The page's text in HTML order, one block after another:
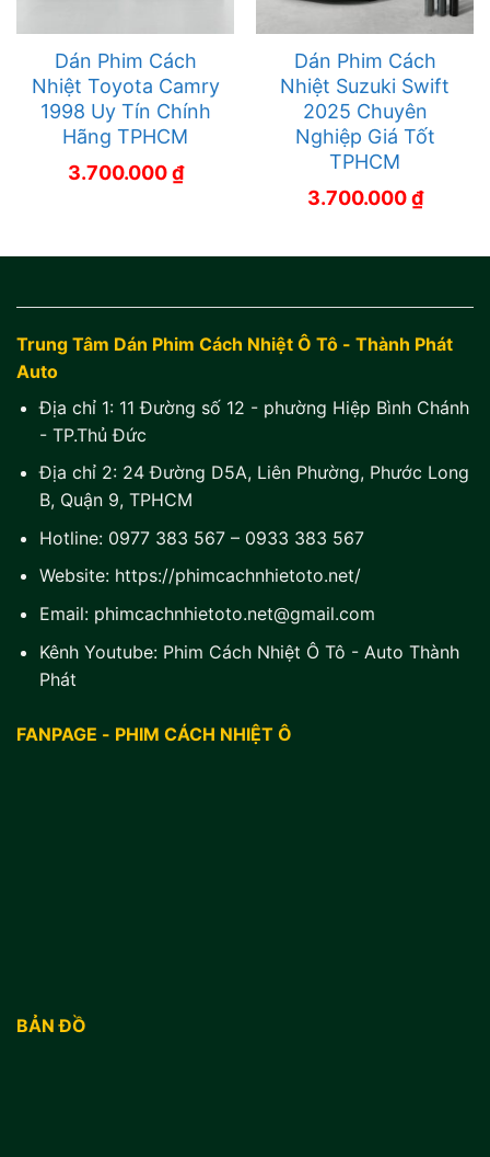
Dán Phim Cách
Nhiệt Toyota Camry
1998 Uy Tín Chính
Hãng TPHCM
3.700.000₫
Dán Phim Cách
Nhiệt Suzuki Swift
2025 Chuyên
Nghiệp Giá Tốt
TPHCM
3.700.000₫
Trung Tâm Dán Phim Cách Nhiệt Ô Tô - Thành Phát
Auto
Địa chỉ 1: 11 Đường số 12 - phường Hiệp Bình Chánh
- TP.Thủ Đức
Địa chỉ 2: 24 Đường D5A, Liên Phường, Phước Long
B, Quận 9, TPHCM
Hotline: 0977 383 567– 0933 383 567
Website: https://phimcachnhietoto.net/
Email: phimcachnhietoto.net@gmail.com
Kênh Youtube: Phim Cách Nhiệt Ô Tô - Auto Thành
Phát
FANPAGE - PHIM CÁCH NHIỆT Ô
BẢN ĐỒ